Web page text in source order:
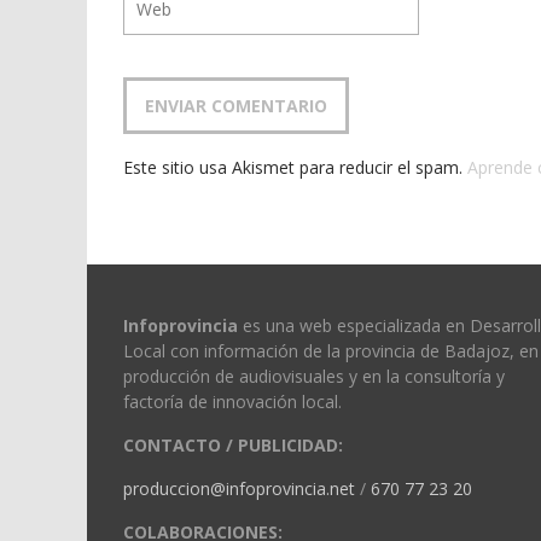
Este sitio usa Akismet para reducir el spam. Aprende
Infoprovincia es una web especializada en
Local con información de la provincia de Badajoz, en
producción de audiovisuales y en la consultoría y
factoría de innovación local.
CONTACTO / PUBLICIDAD:
produccion@infoprovincia.net / 670 77 23 20
COLABORACIONES: